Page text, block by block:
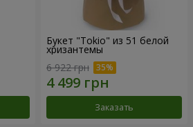
Букет "Tokio" из 51 белой
хризантемы
6 922 грн
Заказать